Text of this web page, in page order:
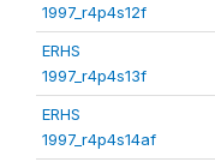
1997_r4p4s12f
ERHS
1997_r4p4s13f
ERHS
1997_r4p4s14af